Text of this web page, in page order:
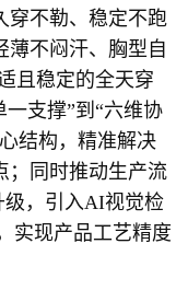
不勒、稳定不跑
不闷汗、胸型自
且稳定的全天穿
支撑”到“六维协
结构，精准解决
；同时推动生产流
级，引入AI视觉检
实现产品工艺精度